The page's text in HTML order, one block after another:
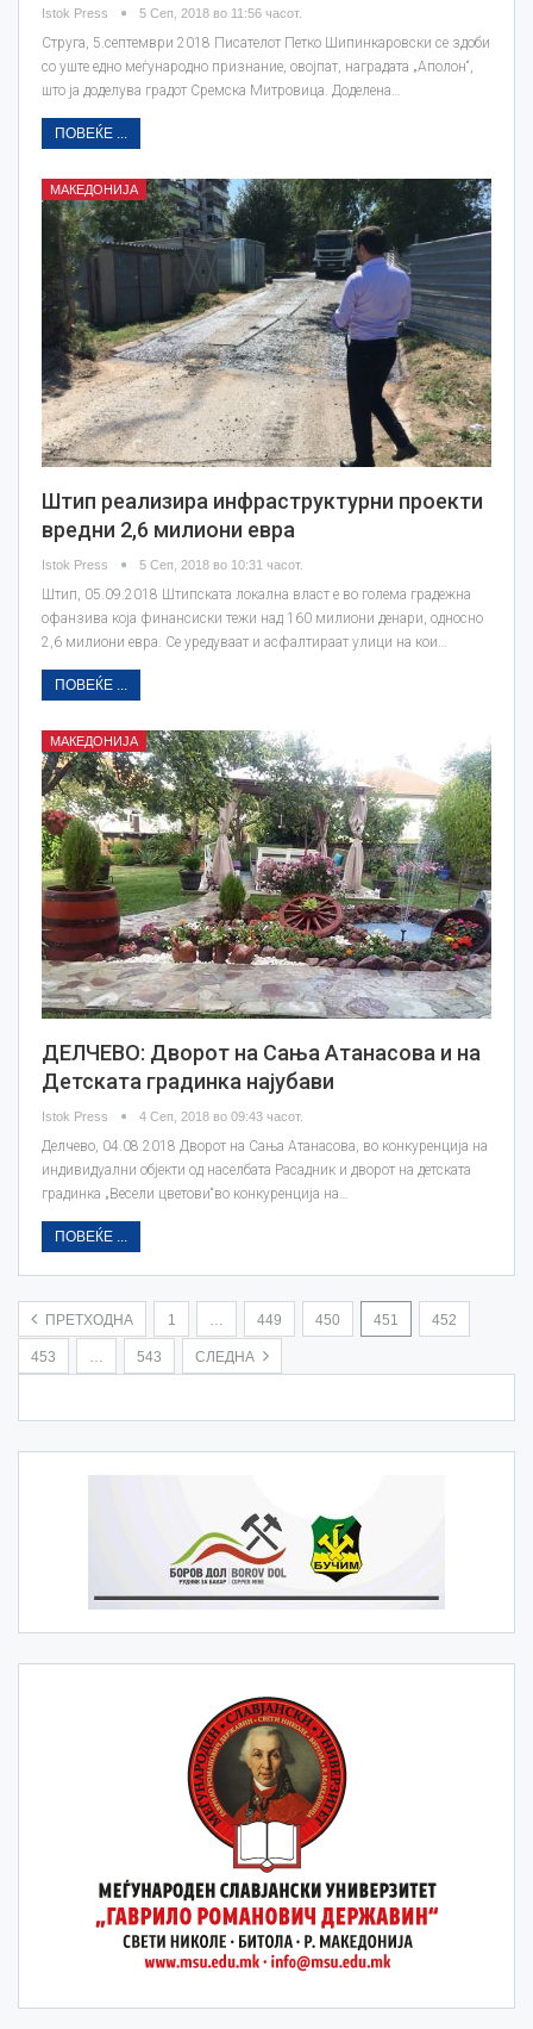
Istok Press 5 Сеп, 2018 во 11:56 часот.
Струга, 5.септември 2018 Писателот Петко Шипинкаровски се здоби
со уште едно меѓународно признание, овојпат, наградата „Аполон“,
што ја доделува градот Сремска Митровица. Доделена…
ПОВЕЌЕ ...
МАКЕДОНИЈА
Штип реализира инфраструктурни проекти
вредни 2,6 милиони евра
Istok Press 5 Сеп, 2018 во 10:31 часот.
Штип, 05.09.2018 Штипската локална власт е во голема градежна
офанзива која финансиски тежи над 160 милиони денари, односно
2,6 милиони евра. Се уредуваат и асфалтираат улици на кои…
ПОВЕЌЕ ...
МАКЕДОНИЈА
ДЕЛЧЕВО: Дворот на Сања Атанасова и на
Детската градинка најубави
Istok Press 4 Сеп, 2018 во 09:43 часот.
Делчево, 04.08.2018 Дворот на Сања Атанасова, во конкуренција на
индивидуални објекти од населбата Расадник и дворот на детската
градинка „Весели цветови“во конкуренција на…
ПОВЕЌЕ ...
ПРЕТХОДНА 1 449 450 451 452
453 543 СЛЕДНА